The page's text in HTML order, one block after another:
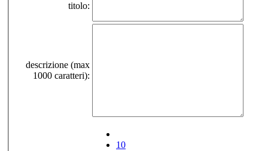
titolo:
descrizione (max
1000 caratteri):
10